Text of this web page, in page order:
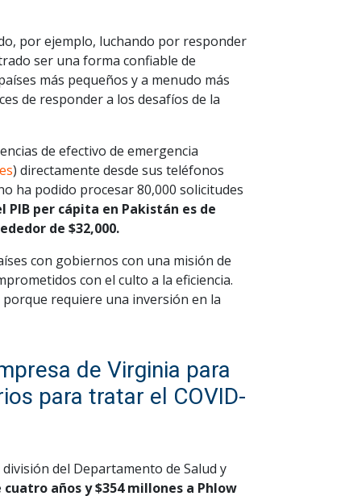
por ejemplo, luchando por responder
ser una forma confiable de
más pequeños y a menudo más
de responder a los desafíos de la
de efectivo de emergencia
) directamente desde sus teléfonos
ha podido procesar 80,000 solicitudes
per cápita en Pakistán es de
de $32,000.
con gobiernos con una misión de
con el culto a la eficiencia.
requiere una inversión en la
de Virginia para
para tratar el COVID-
del Departamento de Salud y
años y $354 millones a Phlow